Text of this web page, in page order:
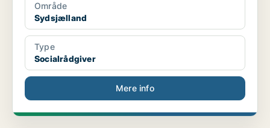
Område
Sydsjælland
Type
Socialrådgiver
Mere info